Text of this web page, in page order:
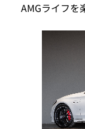
AMGライフを